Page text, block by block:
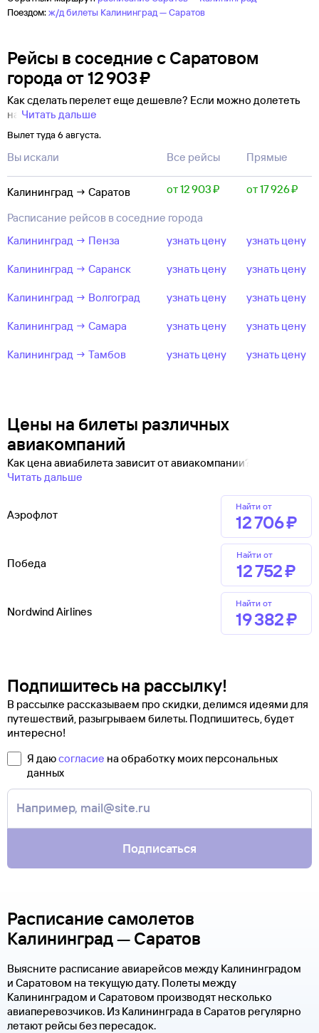
Поездом:ж/д билеты Калининград — Саратов
Рейсы в соседние с Саратовом
города от12 ⁠903 ⁠₽
Как сделать перелет еще дешевле? Если можно долететь
на Читать дальше
Вылет туда 6 августа.
Вы искали Все рейсы Прямые
Калининград → Саратов от 12 ⁠903 ⁠₽ от 17 ⁠926 ⁠₽
Расписание рейсов в соседние города
Калининград → Пенза
узнать цену узнать цену
Калининград → Саранск узнать цену узнать цену
Калининград → Волгоград узнать цену узнать цену
Калининград → Самара узнать цену узнать цену
Калининград → Тамбов узнать цену узнать цену
Цены на билеты различных
авиакомпаний
Как цена авиабилета зависит от авиакомпании?
Читать дальше
Аэрофлот
Найти от
12 ⁠706 ⁠₽
Победа
Найти от
12 ⁠752 ⁠₽
Nordwind Airlines
Найти от
19 ⁠382 ⁠₽
Подпишитесь на рассылку!
В рассылке рассказываем про скидки, делимся идеями для
путешествий, разыгрываем билеты. Подпишитесь, будет
интересно!
Я даюсогласие на обработку моих персональных
данных
Подписаться
Расписание самолетов
Калининград — Саратов
Выясните расписание авиарейсов между Калининградом
и Саратовом на текущую дату. Полеты между
Калининградом и Саратовом производят несколько
авиаперевозчиков. Из Калининграда в Саратов регулярно
летают рейсы без пересадок.